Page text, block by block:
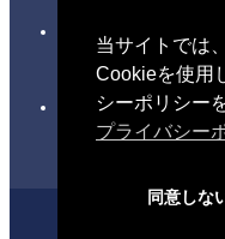
コードを覚える
練習
イヤートレーニング
聴音（初級編）
Home Profile
当サイトでは
Cookieを使用
シーポリシー
プライバシー
同意しな